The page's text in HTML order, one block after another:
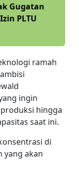
Gugatan
PLTU
ramah
ingin
hingga
saat ini.
di
yang akan